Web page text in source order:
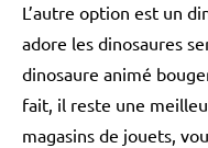
L’autre option est un
adore les dinosaures
dinosaure animé
fait, il reste une
magasins de jouets,